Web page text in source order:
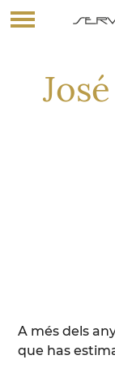
A més dels
que has